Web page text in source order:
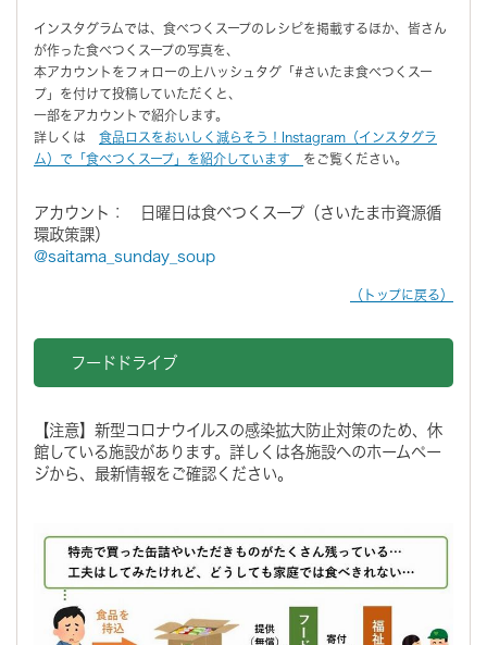
インスタグラムでは、食べつくスープのレシピを掲載するほか、皆さん
が作った食べつくスープの写真を、
本アカウントをフォローの上ハッシュタグ「#さいたま食べつくスー
プ」を付けて投稿していただくと、
一部をアカウントで紹介します。
詳しくは 食品ロスをおいしく減らそう！Instagram（インスタグラ
ム）で「食べつくスープ」を紹介しています をご覧ください。
アカウント： 日曜日は食べつくスープ（さいたま市資源循
環政策課）
@saitama_sunday_soup
（トップに戻る）
フードドライブ
【注意】新型コロナウイルスの感染拡大防止対策のため、休
館している施設があります。詳しくは各施設へのホームペー
ジから、最新情報をご確認ください。